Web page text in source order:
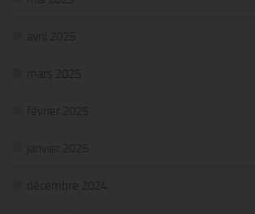
avril 2025
mars 2025
février 2025
janvier 2025
décembre 2024